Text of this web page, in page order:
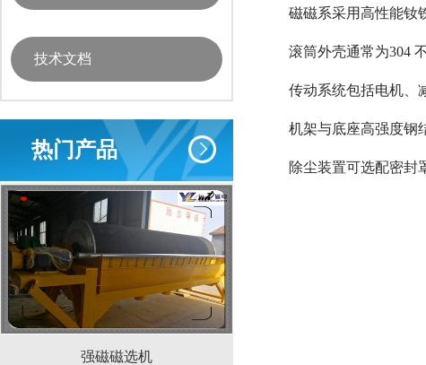
技术文档
热门产品
强磁磁选机
磁磁系采用高性能钕
滚筒外壳通常为304
传动系统包括电机、
机架与底座高强度钢
除尘装置可选配密封